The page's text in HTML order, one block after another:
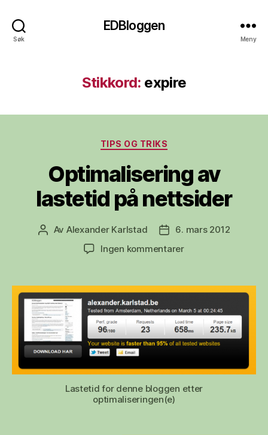
Søk
EDBloggen
Meny
Stikkord: expire
Kategorier
TIPS OG TRIKS
Optimalisering av
lastetid på nettsider
Innleggsforfatter
Av Alexander Karlstad Publiseringsdato
6. mars 2012
Ingen kommentarertil
lastetid
nettsider
Lastetid for denne bloggen etter
optimaliseringen(e)